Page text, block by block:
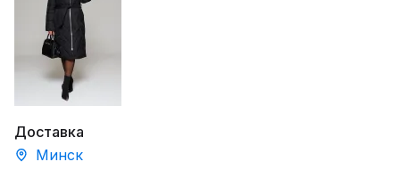
Доставка
Минск